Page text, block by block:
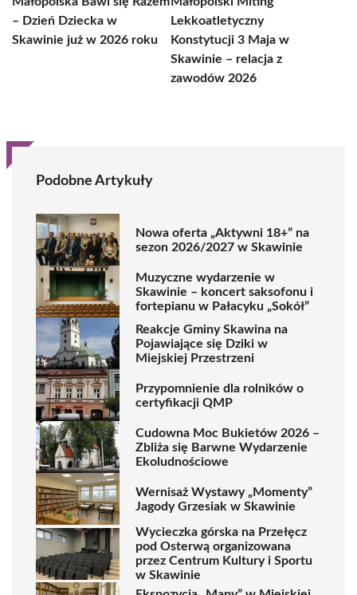
– Dzień Dziecka w
Skawinie już w 2026 roku
Lekkoatletyczny
Konstytucji 3 Maja w
Skawinie – relacja z
zawodów 2026
Podobne Artykuły
Nowa oferta „Aktywni 18+” na
sezon 2026/2027 w Skawinie
Muzyczne wydarzenie w
Skawinie – koncert saksofonu i
fortepianu w Pałacyku „Sokół”
Reakcje Gminy Skawina na
Pojawiające się Dziki w
Miejskiej Przestrzeni
Przypomnienie dla rolników o
certyfikacji QMP
Cudowna Moc Bukietów 2026 –
Zbliża się Barwne Wydarzenie
Ekoludnościowe
Wernisaż Wystawy „Momenty”
Jagody Grzesiak w Skawinie
Wycieczka górska na Przełęcz
pod Osterwą organizowana
przez Centrum Kultury i Sportu
w Skawinie